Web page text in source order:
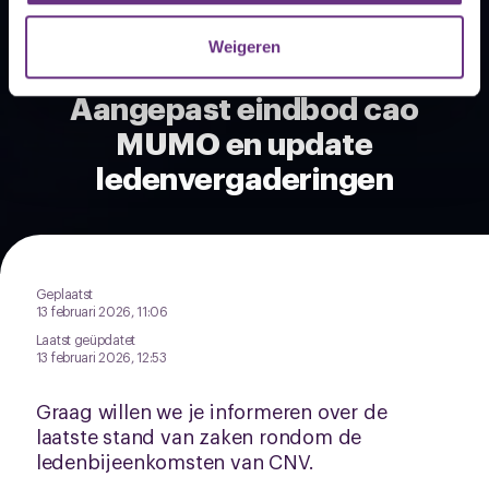
verzameld op basis van uw gebruik van hun services.
U kunt uw toestemming op elk moment wijzigen of
intrekken via decookieverklaringof door te klikken op
het ronde cookie-instellingenicoontje linksonder op de
Weigeren
Aangepast eindbod cao
MUMO en update
ledenvergaderingen
Geplaatst
13 februari 2026, 11:06
Laatst geüpdatet
13 februari 2026, 12:53
Graag willen we je informeren over de
laatste stand van zaken rondom de
ledenbijeenkomsten van CNV.